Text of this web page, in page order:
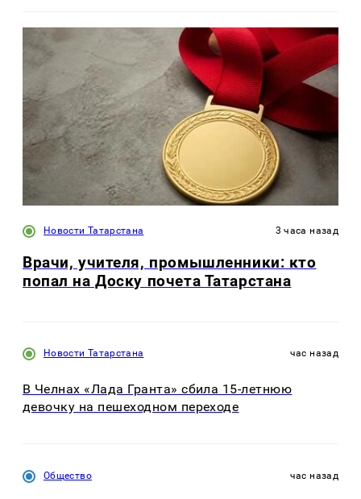
Новости Татарстана 3 часа назад
Врачи, учителя, промышленники: кто
попал на Доску почета Татарстана
Новости Татарстана час назад
В Челнах «Лада Гранта» сбила 15-летнюю
девочку на пешеходном переходе
Общество час назад